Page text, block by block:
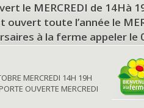
le MERCREDI de 14Hà
toute l’année le
à la ferme appeler le
MERCREDI 14H 19H
OUVERTE MERCREDI